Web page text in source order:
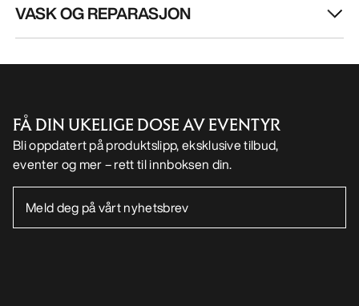
VASK OG REPARASJON
FÅ DIN UKELIGE DOSE AV EVENTYR
Bli oppdatert på produktslipp, eksklusive tilbud,
eventer og mer – rett til innboksen din.